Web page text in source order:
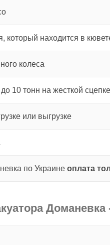
который находится в
колеса
10 тонн на жесткой
или выгрузке
по Украине оплата
Доманевка